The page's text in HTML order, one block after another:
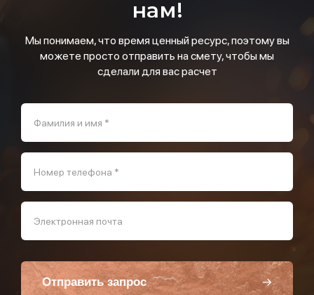
нам!
Мы понимаем, что время ценный ресурс, поэтому вы
можете просто отправить на смету, чтобы мы
сделали для вас расчет
Фамилия и имя *
Номер телефона *
Электронная почта
Отправить запрос